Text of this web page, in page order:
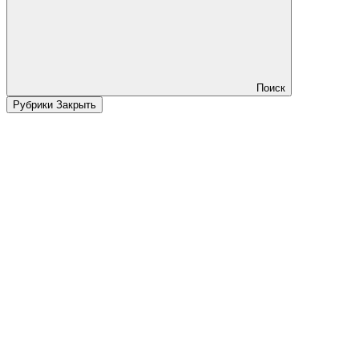
Поиск
Рубрики Закрыть